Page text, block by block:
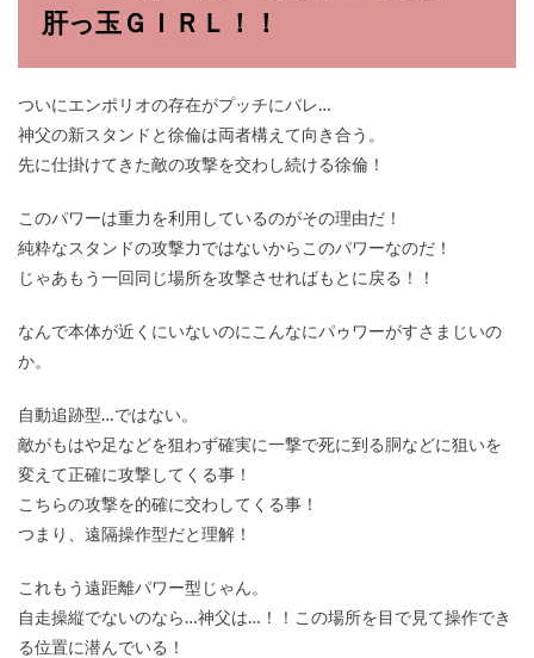
肝っ玉ＧＩＲＬ！！
ついにエンポリオの存在がプッチにバレ…
神父の新スタンドと徐倫は両者構えて向き合う。
先に仕掛けてきた敵の攻撃を交わし続ける徐倫！
このパワーは重力を利用しているのがその理由だ！
純粋なスタンドの攻撃力ではないからこのパワーなのだ！
じゃあもう一回同じ場所を攻撃させればもとに戻る！！
なんで本体が近くにいないのにこんなにパゥワーがすさまじいの
か。
自動追跡型…ではない。
敵がもはや足などを狙わず確実に一撃で死に到る胴などに狙いを
変えて正確に攻撃してくる事！
こちらの攻撃を的確に交わしてくる事！
つまり、遠隔操作型だと理解！
これもう遠距離パワー型じゃん。
自走操縦でないのなら…神父は…！！この場所を目で見て操作でき
る位置に潜んでいる！